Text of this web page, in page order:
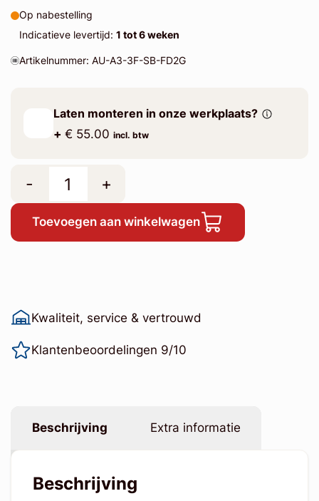
Op nabestelling
Indicatieve levertijd: 1 tot 6 weken
Artikelnummer: AU-A3-3F-SB-FD2G
Laten monteren in onze werkplaats?
+ € 55.00 incl. btw
- +
Toevoegen aan winkelwagen
Kwaliteit, service & vertrouwd
Klantenbeoordelingen 9/10
Beschrijving Extra informatie
Beschrijving